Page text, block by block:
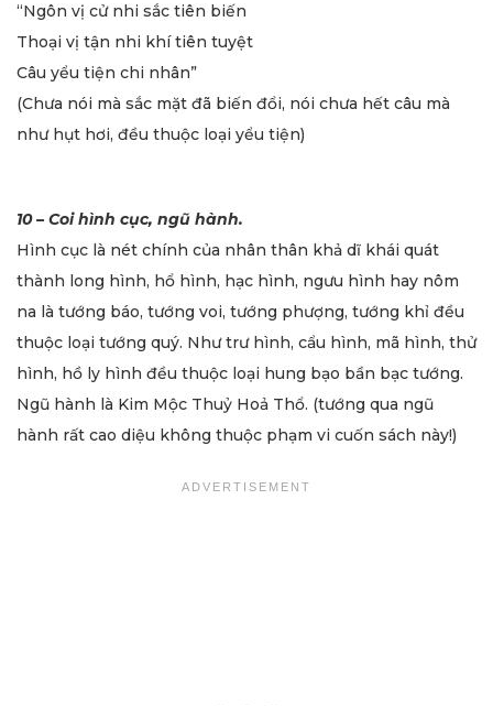
“Ngôn vị cử nhi sắc tiên biến
Thoại vị tận nhi khí tiên tuyệt
Câu yểu tiện chi nhân”
(Chưa nói mà sắc mặt đã biến đổi, nói chưa hết câu mà
như hụt hơi, đều thuộc loại yểu tiện)
10 – Coi hình cục, ngũ hành.
Hình cục là nét chính của nhân thân khả dĩ khái quát
thành long hình, hổ hình, hạc hình, ngưu hình hay nôm
na là tướng báo, tướng voi, tướng phượng, tướng khỉ đều
thuộc loại tướng quý. Như trư hình, cẩu hình, mã hình, thử
hình, hồ ly hình đều thuộc loại hung bạo bần bạc tướng.
Ngũ hành là Kim Mộc Thuỷ Hoả Thổ. (tướng qua ngũ
hành rất cao diệu không thuộc phạm vi cuốn sách này!)